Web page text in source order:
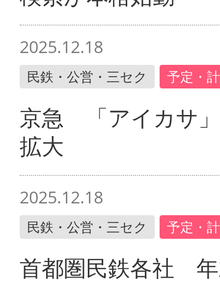
2025.12.18
民鉄・公営・三セク 予定・
京急 「アイカサ
拡大
2025.12.18
民鉄・公営・三セク 予定・
首都圏民鉄各社